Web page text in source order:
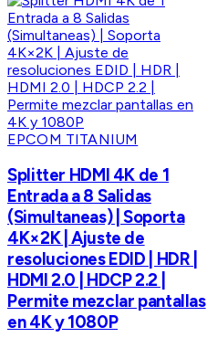
EPCOM TITANIUM
Splitter HDMI 4K de 1
Entrada a 8 Salidas
(Simultaneas) | Soporta
4K×2K | Ajuste de
resoluciones EDID | HDR |
HDMI 2.0 | HDCP 2.2 |
Permite mezclar pantallas
en 4K y 1080P